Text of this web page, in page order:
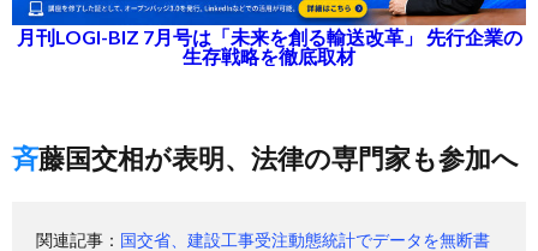
月刊LOGI-BIZ 7月号は「未来を創る輸送改革」 先行企業の
生存戦略を徹底取材
斉藤国交相が表明、法律の専門家も参加へ
関連記事： 国交省、建設工事受注動態統計でデータを無断書